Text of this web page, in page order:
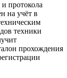
протокола
на учёт в
техники
прохождения